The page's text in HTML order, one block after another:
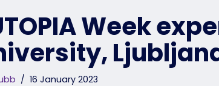
Week
16 January 2023